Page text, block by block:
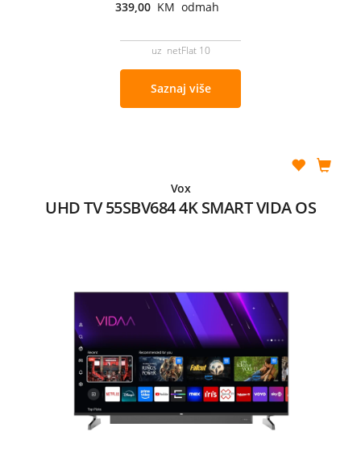
339,00 KM odmah
uz netFlat 10
Saznaj više
Vox
UHD TV 55SBV684 4K SMART VIDA OS